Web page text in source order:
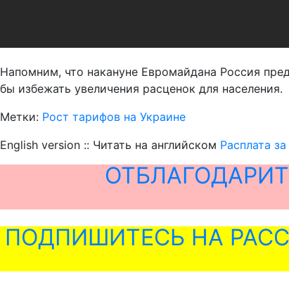
Напомним, что накануне Евромайдана Россия
бы избежать увеличения расценок для населения.
Метки: Рост тарифов на Украине
English version :: Читать на английском Расплата
ПОДПИШИТЕСЬ НА